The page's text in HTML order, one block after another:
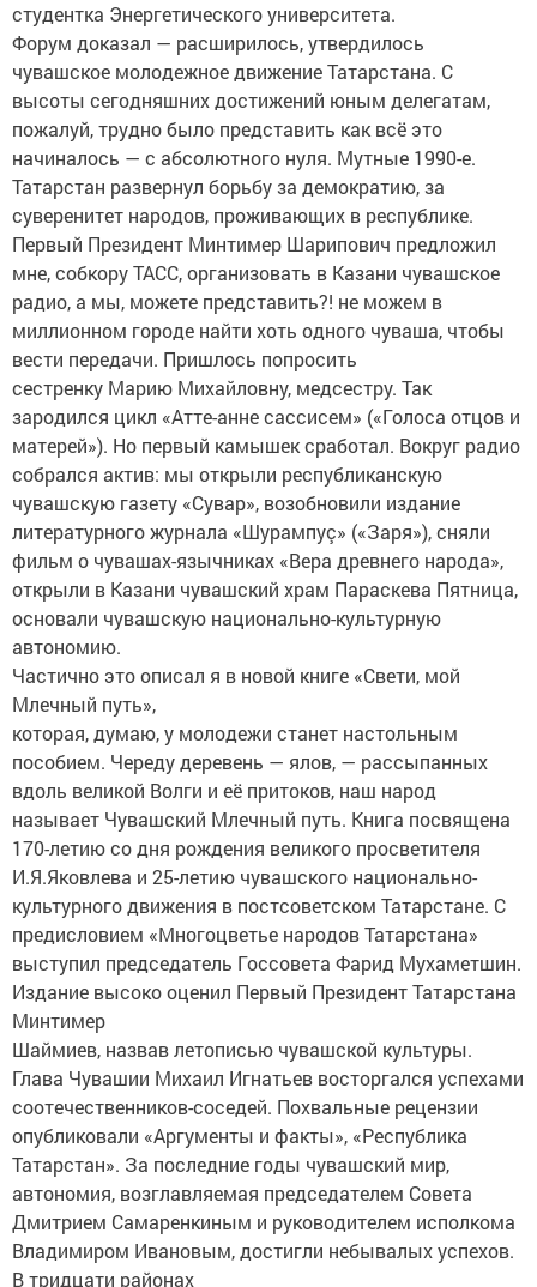
студентка Энергетического университета.
Форум доказал — расширилось, утвердилось
чувашское молодежное движение Татарстана. С
высоты сегодняшних достижений юным делегатам,
пожалуй, трудно было представить как всё это
начиналось — с абсолютного нуля. Мутные 1990-е.
Татарстан развернул борьбу за демократию, за
суверенитет народов, проживающих в республике.
Первый Президент Минтимер Шарипович предложил
мне, собкору ТАСС, организовать в Казани чувашское
радио, а мы, можете представить?! не можем в
миллионном городе найти хоть одного чуваша, чтобы
вести передачи. Пришлось попросить
сестренку Марию Михайловну, медсестру. Так
зародился цикл «Атте-анне сассисем» («Голоса отцов и
матерей»). Но первый камышек сработал. Вокруг радио
собрался актив: мы открыли республиканскую
чувашскую газету «Сувар», возобновили издание
литературного журнала «Шурампуç» («Заря»), сняли
фильм о чувашах-язычниках «Вера древнего народа»,
открыли в Казани чувашский храм Параскева Пятница,
основали чувашскую национально-культурную
автономию.
Частично это описал я в новой книге «Свети, мой
Млечный путь»,
которая, думаю, у молодежи станет настольным
пособием. Череду деревень — ялов, — рассыпанных
вдоль великой Волги и её притоков, наш народ
называет Чувашский Млечный путь. Книга посвящена
170-летию со дня рождения великого просветителя
И.Я.Яковлева и 25-летию чувашского национально-
культурного движения в постсоветском Татарстане. С
предисловием «Многоцветье народов Татарстана»
выступил председатель Госсовета Фарид Мухаметшин.
Издание высоко оценил Первый Президент Татарстана
Минтимер
Шаймиев, назвав летописью чувашской культуры.
Глава Чувашии Михаил Игнатьев восторгался успехами
соотечественников-соседей. Похвальные рецензии
опубликовали «Аргументы и факты», «Республика
Татарстан». За последние годы чувашский мир,
автономия, возглавляемая председателем Совета
Дмитрием Самаренкиным и руководителем исполкома
Владимиром Ивановым, достигли небывалых успехов.
В тридцати районах